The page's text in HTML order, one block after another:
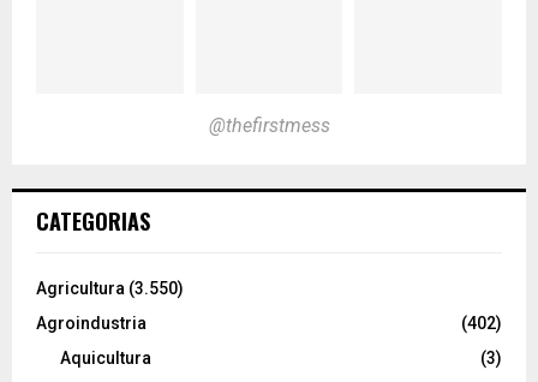
@thefirstmess
CATEGORIAS
Agricultura (3.550)
Agroindustria
(402)
Aquicultura
(3)